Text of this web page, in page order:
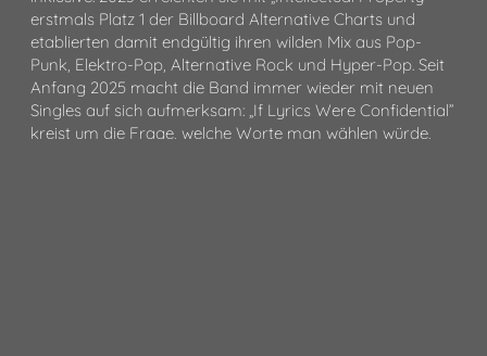
erstmals Platz 1 der Billboard Alternative Charts und
etablierten damit endgültig ihren wilden Mix aus Pop-
Punk, Elektro-Pop, Alternative Rock und Hyper-Pop. Seit
Anfang 2025 macht die Band immer wieder mit neuen
Singles auf sich aufmerksam: „If Lyrics Were Confidential”
kreist um die Frage, welche Worte man wählen würde,